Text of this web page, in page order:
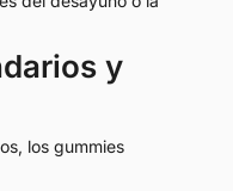
y
los gummies